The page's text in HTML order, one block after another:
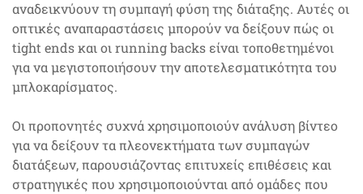
αναδεικνύουν τη συμπαγή φύση της διάταξης. Αυτές οι
οπτικές αναπαραστάσεις μπορούν να δείξουν πώς οι
tight ends και οι running backs είναι τοποθετημένοι
για να μεγιστοποιήσουν την αποτελεσματικότητα του
μπλοκαρίσματος.
Οι προπονητές συχνά χρησιμοποιούν ανάλυση βίντεο
για να δείξουν τα πλεονεκτήματα των συμπαγών
διατάξεων, παρουσιάζοντας επιτυχείς επιθέσεις και
στρατηγικές που χρησιμοποιούνται από ομάδες που